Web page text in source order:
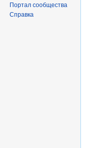
Портал сообщества
Справка